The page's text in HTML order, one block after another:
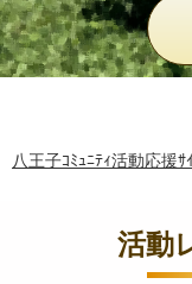
八王子ｺﾐｭﾆﾃｨ活動応援
活動